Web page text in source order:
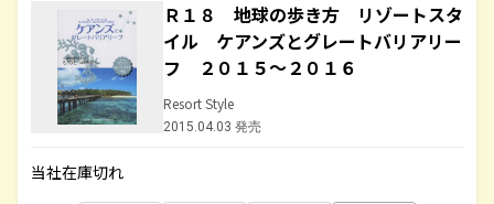
Ｒ１８ 地球の歩き方 リゾートスタ
イル ケアンズとグレートバリアリー
フ ２０１５～２０１６
Resort Style
2015.04.03 発売
当社在庫切れ